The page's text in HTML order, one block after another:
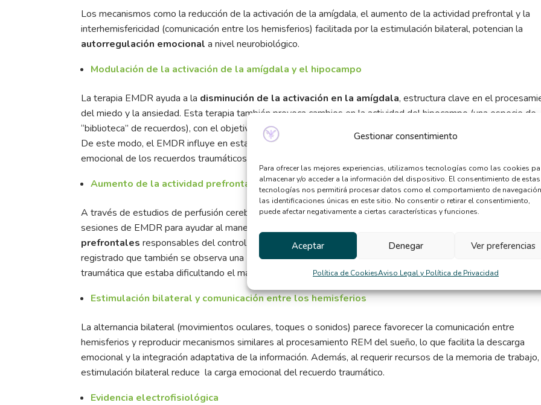
Gestionar consentimiento
Para ofrecer las mejores experiencias, utilizamos tecnologías como las cookies
almacenar y/o acceder a la información del dispositivo. El consentimiento de estas
tecnologías nos permitirá procesar datos como el comportamiento de
las identificaciones únicas en este sitio. No consentir o retirar el consentimiento,
puede afectar negativamente a ciertas características y funciones.
Aceptar Denegar Ver preferencias
Política de CookiesAviso Legal y Política de Privacidad
Los mecanismos como la reducción de la activación de la amígdala, el aumento de la actividad prefrontal y la
interhemisfericidad (comunicación entre los hemisferios) facilitada por la estimulación bilateral, potencian la
autorregulación emocional a nivel neurobiológico.
Modulación de la activación de la amígdala y el hipocampo
La terapia EMDR ayuda a la disminución de la activación en la amígdala, estructura clave en el
del miedo y la ansiedad. Esta terapia también provoca cambios en la actividad del hipocampo (una especie de
“biblioteca” de recuerdos), con el objetivo de ordenarlos y darles un significado más adaptativo y menos
De este modo, el EMDR influye en estas alteraciones de la amígdala y el hipocampo, reduciendola intensidad
emocional de los recuerdos traumáticos y mejorando la capacidad de afrontamiento.
Aumento de la actividad prefrontal
A través de estudios de perfusión cerebral y neuroimagen funcional se ha concluido que, tras realizar varias
sesiones de EMDR para ayudar al manejo emocional, hay un
prefrontales responsables del control ejecutivo y la autorregulación emocional. Por otro lado, estos
registrado que también se observa una
inhibición de regiones temporales y límbicas,
traumática que estaba dificultando el manejo emocional.
Estimulación bilateral y comunicación entre los hemisferios
La alternancia bilateral (movimientos oculares, toques o sonidos) parece favorecer la comunicación entre
hemisferios y reproducir mecanismos similares al procesamiento REM del sueño, lo que facilita la descarga
emocional y la integración adaptativa de la información. Además, al requerir recursos de la memoria de
estimulación bilateral reduce la carga emocional del recuerdo traumático.
Evidencia electrofisiológica